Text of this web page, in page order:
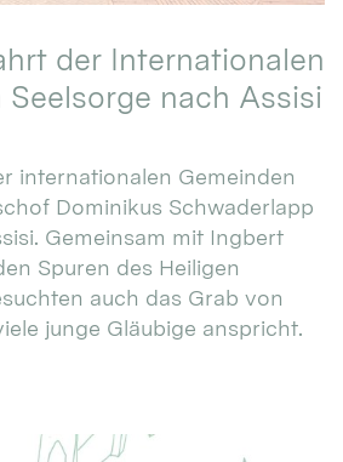
der Internationalen
nach Assisi
internationalen Gemeinden
Dominikus Schwaderlapp
Gemeinsam mit Ingbert
Spuren des Heiligen
auch das Grab von
junge Gläubige anspricht.